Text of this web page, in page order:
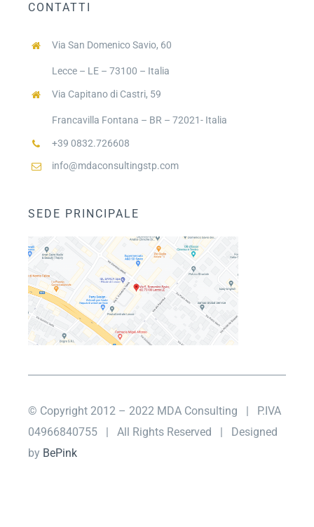
CONTATTI
Via San Domenico Savio, 60
Lecce – LE – 73100 – Italia
Via Capitano di Castri, 59
Francavilla Fontana – BR – 72021- Italia
+39 0832.726608
info@mdaconsultingstp.com
SEDE PRINCIPALE
© Copyright 2012 – 2022 MDA Consulting | P.IVA
04966840755 | All Rights Reserved | Designed
by BePink